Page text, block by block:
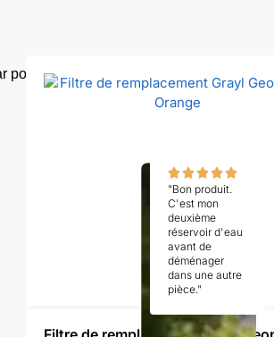
"Bon produit.
C'est mon
deuxième
réservoir d'eau
avant de
déménager
dans une autre
pièce."